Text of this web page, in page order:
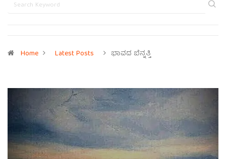
Home Latest Posts ಭಾವದ ಬೆನ್ನತ್ತಿ